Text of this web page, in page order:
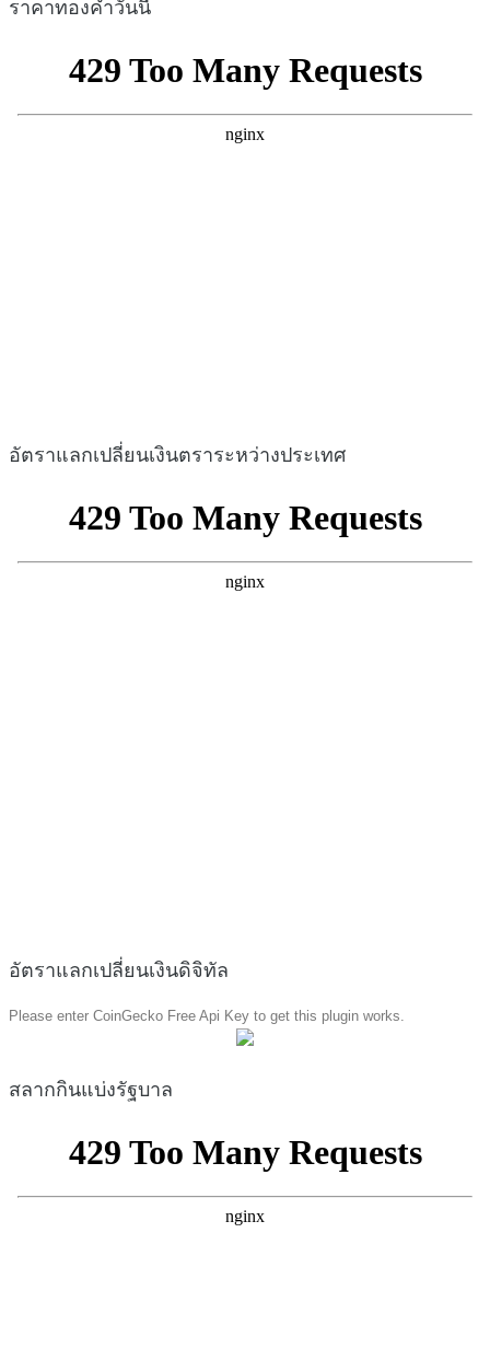
ราคาทองคำวันนี้
อัตราแลกเปลี่ยนเงินตราระหว่างประเทศ
อัตราแลกเปลี่ยนเงินดิจิทัล
Please enter CoinGecko Free Api Key to get this plugin works.
สลากกินแบ่งรัฐบาล